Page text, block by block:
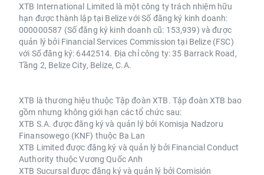
XTB International Limited là một công ty trách nhiệm hữu
hạn được thành lập tại Belize với Số đăng ký kinh doanh:
000000587 (Số đăng ký kinh doanh cũ: 153,939) và được
quản lý bởi Financial Services Commission tại Belize (FSC)
với Số đăng ký: 6442514. Địa chỉ công ty: 35 Barrack Road,
Tầng 2, Belize City, Belize, C.A.
XTB là thương hiệu thuộc Tập đoàn XTB. Tập đoàn XTB bao
gồm nhưng không giới hạn các tổ chức sau:
XTB S.A. được đăng ký và quản lý bởi Komisja Nadzoru
Finansowego (KNF) thuộc Ba Lan
XTB Limited được đăng ký và quản lý bởi Financial Conduct
Authority thuộc Vương Quốc Anh
XTB Sucursal được đăng ký và quản lý bởi Comisión